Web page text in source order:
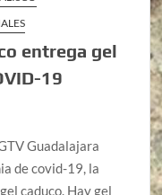
entrega gel
19
Guadalajara
de covid-19, la
caduco. Hay gel